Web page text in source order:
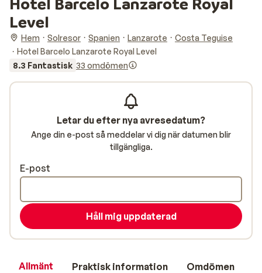
Level
Hem Solresor Spanien Lanzarote
Costa Teguise
Hotel Barcelo Lanzarote Royal Level
8.3 Fantastisk 33 omdömen
Allmänt Praktisk information Omdömen
Letar du efter nya avresedatum?
Ange din e-post så meddelar vi dig när datumen blir
tillgängliga.
E-post
Håll mig uppdaterad